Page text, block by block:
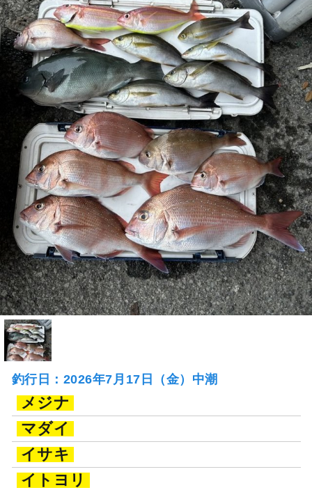
釣行日：2026年7月17日（金）中潮
メジナ
マダイ
イサキ
イトヨリ